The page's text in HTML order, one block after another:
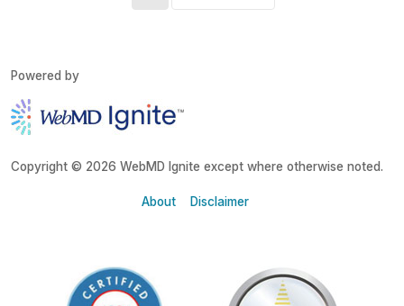
Powered by
Copyright © 2026 WebMD Ignite except where otherwise noted.
About Disclaimer